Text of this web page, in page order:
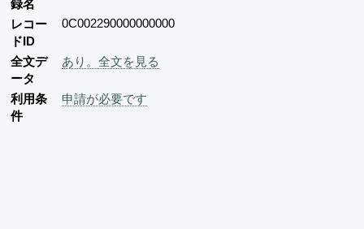
録名
レコー
ドID
0C002290000000000
全文デ
ータ
あり。全文を見る
利用条
件
申請が必要です